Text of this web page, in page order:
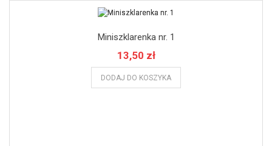
Miniszklarenka nr. 1
13,50 zł
DODAJ DO KOSZYKA